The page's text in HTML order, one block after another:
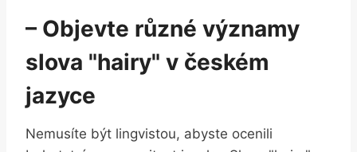
– Objevte různé významy
slova "hairy" v českém
jazyce
Nemusíte být lingvistou, abyste ocenili